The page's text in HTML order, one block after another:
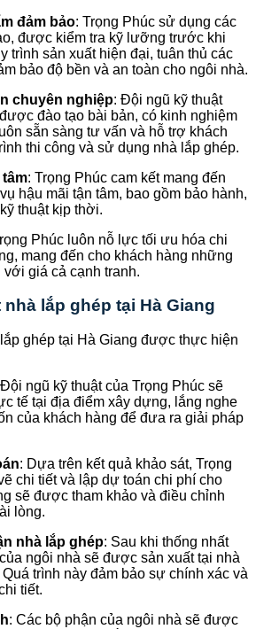
đảm bảo: Trọng Phúc sử dụng các
được kiểm tra kỹ lưỡng trước khi
trình sản xuất hiện đại, tuân thủ các
bảo độ bền và an toàn cho ngôi nhà.
chuyên nghiệp: Đội ngũ kỹ thuật
đào tạo bài bản, có kinh nghiệm
sẵn sàng tư vấn và hỗ trợ khách
thi công và sử dụng nhà lắp ghép.
tâm: Trọng Phúc cam kết mang đến
hậu mãi tận tâm, bao gồm bảo hành,
thuật kịp thời.
Phúc luôn nỗ lực tối ưu hóa chi
mang đến cho khách hàng những
giá cả cạnh tranh.
lắp ghép tại Hà Giang
ghép tại Hà Giang được thực hiện
ngũ kỹ thuật của Trọng Phúc sẽ
tế tại địa điểm xây dựng, lắng nghe
của khách hàng để đưa ra giải pháp
: Dựa trên kết quả khảo sát, Trọng
chi tiết và lập dự toán chi phí cho
sẽ được tham khảo và điều chỉnh
lòng.
nhà lắp ghép: Sau khi thống nhất
ngôi nhà sẽ được sản xuất tại nhà
trình này đảm bảo sự chính xác và
tiết.
: Các bộ phận của ngôi nhà sẽ được